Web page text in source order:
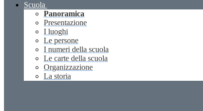
Scuola
Panoramica
Presentazione
I luoghi
Le persone
I numeri della scuola
Le carte della scuola
Organizzazione
La storia